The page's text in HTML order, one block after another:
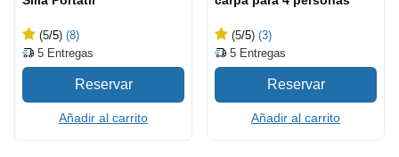
(5/5) (8)
5 Entregas
Añadir al carrito
(5/5) (3)
5 Entregas
Añadir al carrito